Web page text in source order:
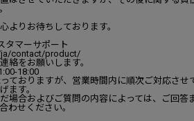
よりお待ちしております。
タマーサポート
contact/product/
絡をお願いします。
18:00
ておりますが、営業時間内に順次ご対応させ
ます。
場合およびご質問の内容によっては、ご回答
わせください。